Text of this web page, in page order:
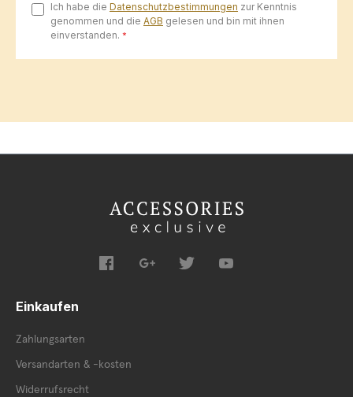
Ich habe die Datenschutzbestimmungen zur Kenntnis
genommen und die AGB gelesen und bin mit ihnen
einverstanden. *
Einkaufen
Zahlungsarten
Versandarten & -kosten
Widerrufsrecht